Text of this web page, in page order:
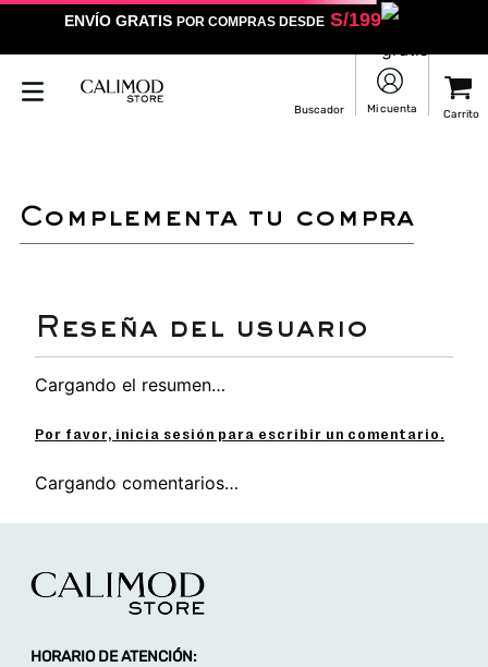
ENVÍO GRATIS POR COMPRAS DESDES/199
complementa tu compra
Cargando el resumen…
Por favor, inicia sesión para escribir un comentario.
Cargando comentarios…
HORARIO DE ATENCIÓN: